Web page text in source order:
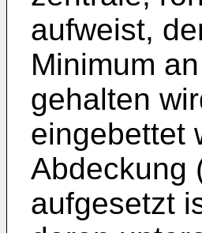
aufweist,
Minimum
gehalten
eingebettet
Abdeckung
aufgesetzt